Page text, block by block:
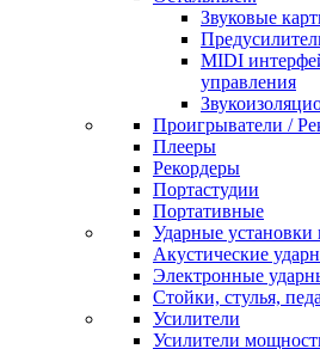
Звуковые
MIDI
управления
Проигрыватели /
Плееры
Рекордеры
Портастудии
Портативные
Ударные установки
Акустические
Электронные
Стойки, стулья,
Усилители
Усилители